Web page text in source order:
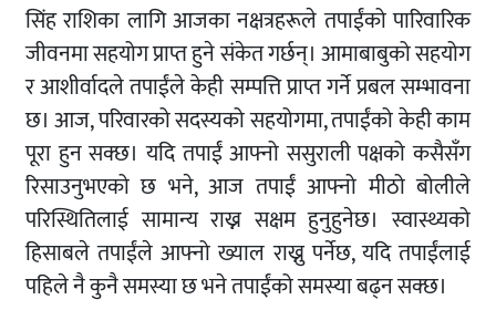
सिंह राशिका लागि आजका नक्षत्रहरूले तपाईंको पारिवारिक
जीवनमा सहयोग प्राप्त हुने संकेत गर्छन्। आमाबाबुको सहयोग
र आशीर्वादले तपाईंले केही सम्पत्ति प्राप्त गर्ने प्रबल सम्भावना
छ। आज, परिवारको सदस्यको सहयोगमा, तपाईंको केही काम
पूरा हुन सक्छ। यदि तपाईं आफ्नो ससुराली पक्षको कसैसँग
रिसाउनुभएको छ भने, आज तपाईं आफ्नो मीठो बोलीले
परिस्थितिलाई सामान्य राख्न सक्षम हुनुहुनेछ। स्वास्थ्यको
हिसाबले तपाईंले आफ्नो ख्याल राख्नु पर्नेछ, यदि तपाईंलाई
पहिले नै कुनै समस्या छ भने तपाईंको समस्या बढ्न सक्छ।